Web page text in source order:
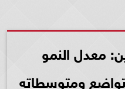
معدل النمو
ومتوسطاته